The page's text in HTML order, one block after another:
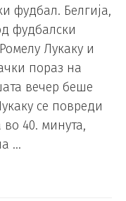
фудбал. Белгија,
фудбалски
Лукаку и
пораз на
вечер беше
се повреди
40. минута,
…